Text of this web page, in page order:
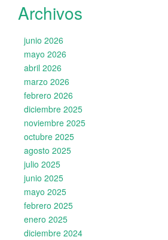
Archivos
junio 2026
mayo 2026
abril 2026
marzo 2026
febrero 2026
diciembre 2025
noviembre 2025
octubre 2025
agosto 2025
julio 2025
junio 2025
mayo 2025
febrero 2025
enero 2025
diciembre 2024